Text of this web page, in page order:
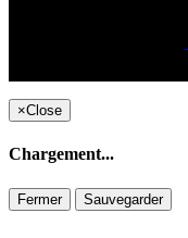
×Close
Chargement...
Fermer Sauvegarder